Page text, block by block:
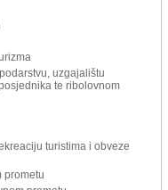
uzgajalištu
te ribolovnom
turistima i obveze
prometu